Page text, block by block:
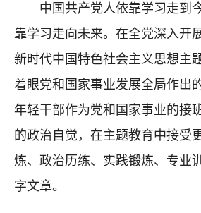
中国共产党人依靠学习走到
靠学习走向未来。在全党深入开
新时代中国特色社会主义思想主
着眼党和国家事业发展全局作出
年轻干部作为党和国家事业的接
的政治自觉，在主题教育中接受
炼、政治历练、实践锻炼、专业
字文章。